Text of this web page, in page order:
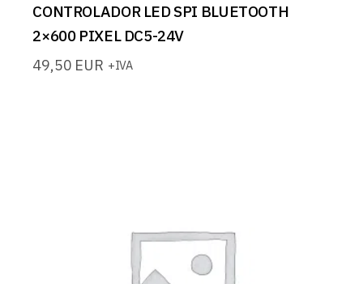
CONTROLADOR LED SPI BLUETOOTH
2×600 PIXEL DC5-24V
49,50 EUR +IVA